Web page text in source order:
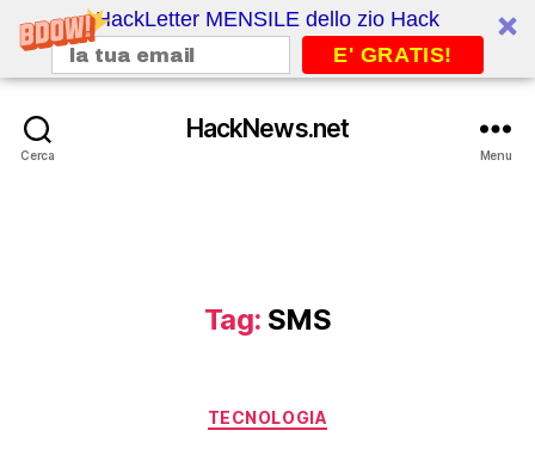
HackLetter MENSILE dello zio Hack
E' GRATIS!
Cerca
HackNews.net
Menu
Tag: SMS
Categorie
TECNOLOGIA